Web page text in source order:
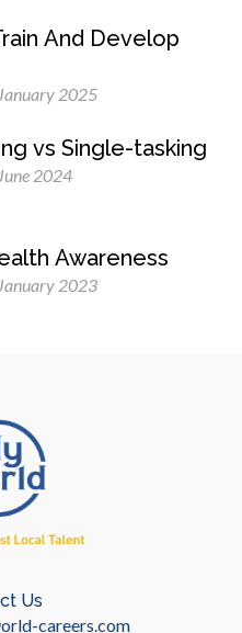
And Develop
2025
vs Single-tasking
2024
Awareness
2023
Us
careers.com